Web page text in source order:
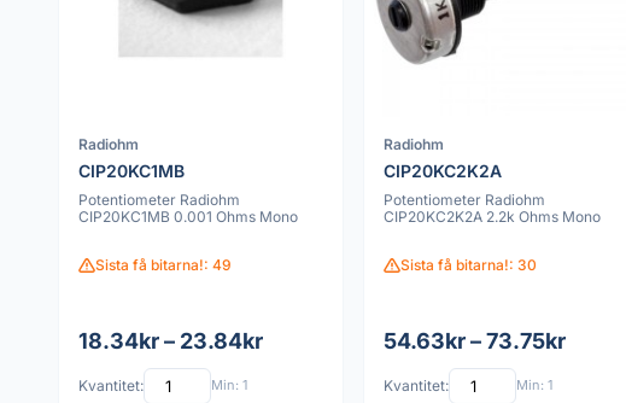
Radiohm
CIP20KC1MB
Potentiometer Radiohm
CIP20KC1MB 0.001 Ohms Mono
Sista få bitarna!: 49
18.34kr – 23.84kr
Kvantitet: Min: 1
Radiohm
CIP20KC2K2A
Potentiometer Radiohm
CIP20KC2K2A 2.2k Ohms Mono
Sista få bitarna!: 30
54.63kr – 73.75kr
Kvantitet: Min: 1